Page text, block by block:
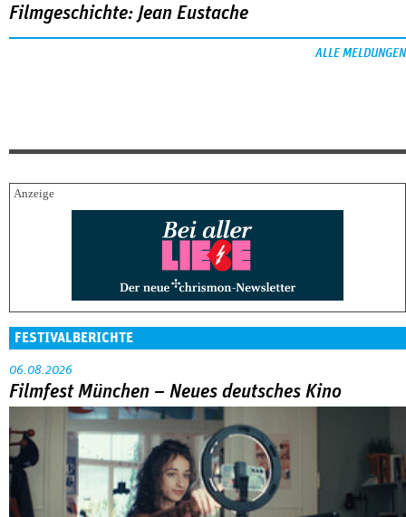
Filmgeschichte: Jean Eustache
ALLE MELDUNGEN
FESTIVALBERICHTE
06.08.2026
Filmfest München – Neues deutsches Kino